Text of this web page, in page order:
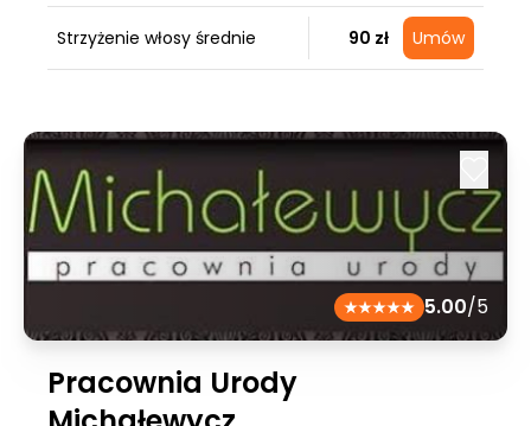
Strzyżenie włosy średnie 90 zł Umów
5.00/5
Pracownia Urody